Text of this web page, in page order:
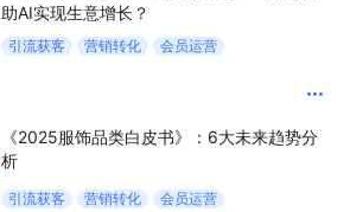
助AI实现生意增长？
引流获客 营销转化 会员运营
《2025服饰品类白皮书》：6大未来趋势分
析
引流获客 营销转化 会员运营